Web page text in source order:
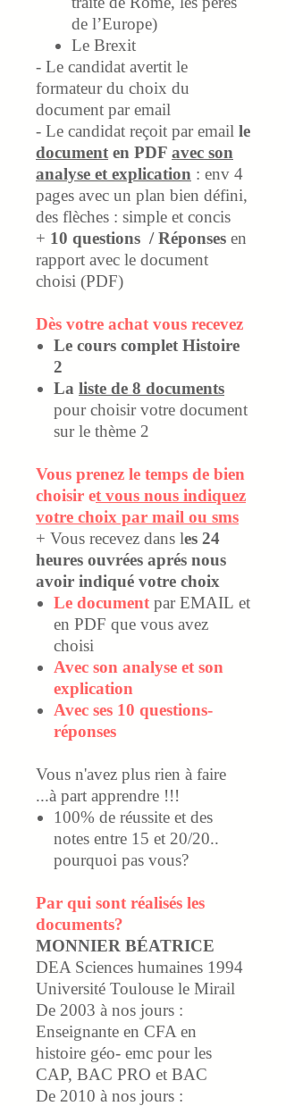
de l’Europe)
Le Brexit
- Le candidat avertit le
formateur du choix du
document par email
- Le candidat reçoit par email le
document en PDF avec son
analyse et explication : env 4
pages avec un plan bien défini,
des flèches : simple et concis
+ 10 questions / Réponses en
rapport avec le document
choisi (PDF)
Dès votre achat vous recevez
Le cours complet Histoire
2
La liste de 8 documents
pour choisir votre document
sur le thème 2
Vous prenez le temps de bien
choisir et vous nous indiquez
votre choix par mail ou sms
+ Vous recevez dans les 24
heures ouvrées aprés nous
avoir indiqué votre choix
Le document par EMAIL et
en PDF que vous avez
choisi
Avec son analyse et son
explication
Avec ses 10 questions-
réponses
Vous n'avez plus rien à faire
...à part apprendre !!!
100% de réussite et des
notes entre 15 et 20/20..
pourquoi pas vous?
Par qui sont réalisés les
documents?
MONNIER BÉATRICE
DEA Sciences humaines 1994
Université Toulouse le Mirail
De 2003 à nos jours :
Enseignante en CFA en
histoire géo- emc pour les
CAP, BAC PRO et BAC
De 2010 à nos jours :